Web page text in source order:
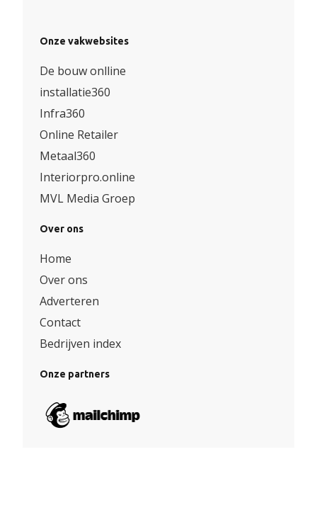
Onze vakwebsites
De bouw onlline
installatie360
Infra360
Online Retailer
Metaal360
Interiorpro.online
MVL Media Groep
Over ons
Home
Over ons
Adverteren
Contact
Bedrijven index
Onze partners